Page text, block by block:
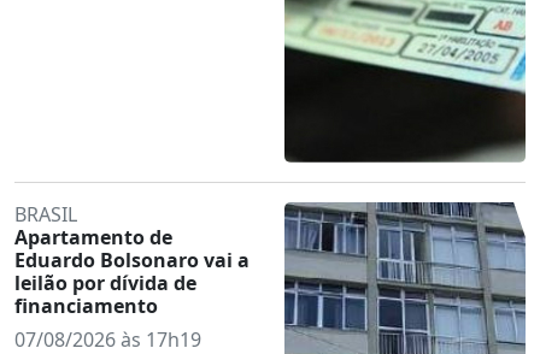
BRASIL
Apartamento de
Eduardo Bolsonaro vai a
leilão por dívida de
financiamento
07/08/2026 às 17h19